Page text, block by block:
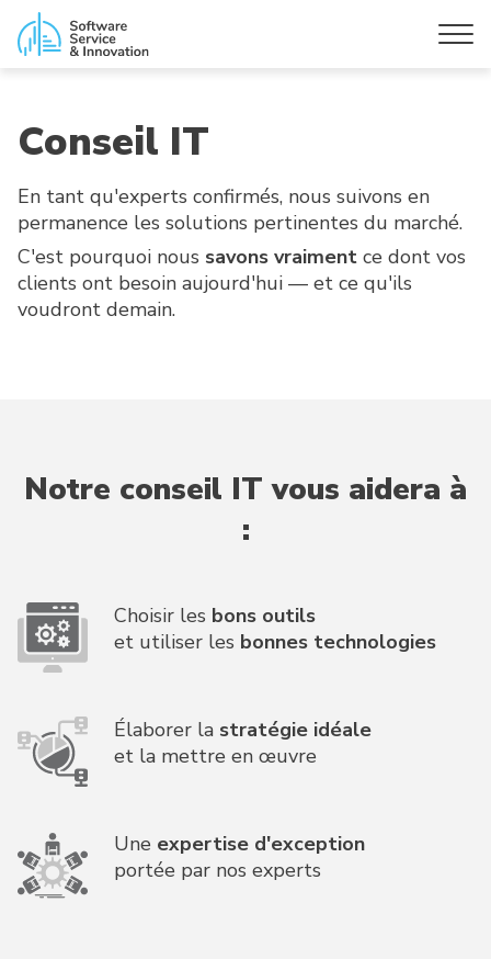
Conseil IT
En tant qu'experts confirmés, nous suivons en
permanence les solutions pertinentes du marché.
C'est pourquoi nous savons vraiment ce dont vos
clients ont besoin aujourd'hui — et ce qu'ils
voudront demain.
Notre conseil IT vous aidera à
:
Choisir les bons outils
et utiliser les bonnes technologies
Élaborer la stratégie idéale
et la mettre en œuvre
Une expertise d'exception
portée par nos experts